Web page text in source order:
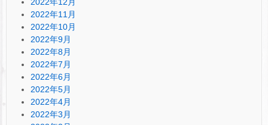
2022年11月
2022年10月
2022年9月
2022年8月
2022年7月
2022年6月
2022年5月
2022年4月
2022年3月